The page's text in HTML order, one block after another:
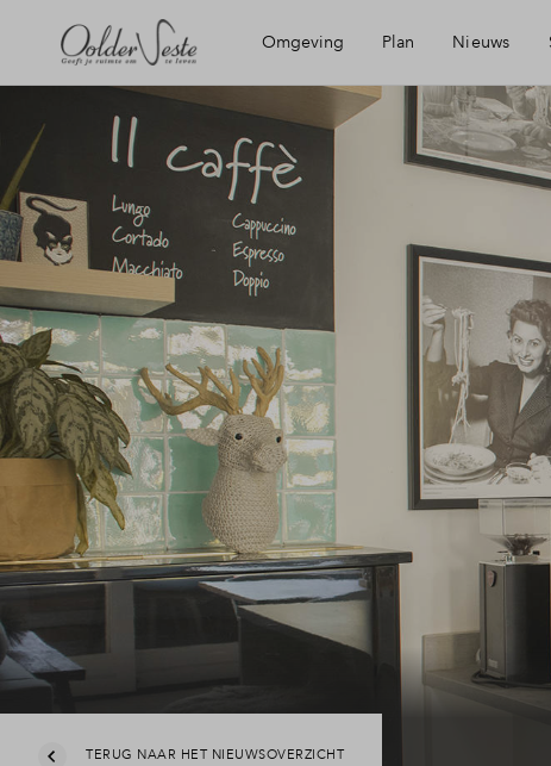
Omgeving
Bereikbaarheid
Voorzieningen
Roermond
Recreatie
Plan
Wijken
Nieuws
Mijn
Toewijzing
Woning
Contact
TERUG NAAR HET NIEUWSOVERZICHT